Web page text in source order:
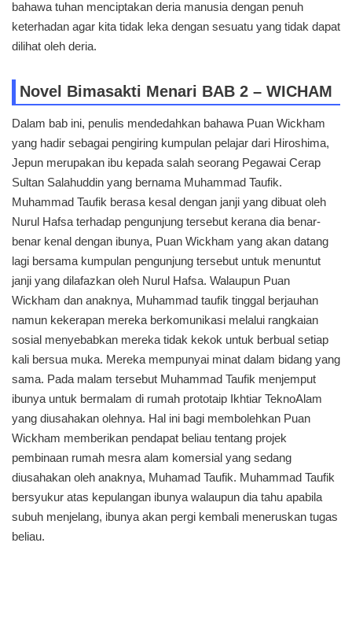
bahawa tuhan menciptakan deria manusia dengan penuh
keterhadan agar kita tidak leka dengan sesuatu yang tidak dapat
dilihat oleh deria.
Novel Bimasakti Menari BAB 2 – WICHAM
Dalam bab ini, penulis mendedahkan bahawa Puan Wickham
yang hadir sebagai pengiring kumpulan pelajar dari Hiroshima,
Jepun merupakan ibu kepada salah seorang Pegawai Cerap
Sultan Salahuddin yang bernama Muhammad Taufik.
Muhammad Taufik berasa kesal dengan janji yang dibuat oleh
Nurul Hafsa terhadap pengunjung tersebut kerana dia benar-
benar kenal dengan ibunya, Puan Wickham yang akan datang
lagi bersama kumpulan pengunjung tersebut untuk menuntut
janji yang dilafazkan oleh Nurul Hafsa. Walaupun Puan
Wickham dan anaknya, Muhammad taufik tinggal berjauhan
namun kekerapan mereka berkomunikasi melalui rangkaian
sosial menyebabkan mereka tidak kekok untuk berbual setiap
kali bersua muka. Mereka mempunyai minat dalam bidang yang
sama. Pada malam tersebut Muhammad Taufik menjemput
ibunya untuk bermalam di rumah prototaip Ikhtiar TeknoAlam
yang diusahakan olehnya. Hal ini bagi membolehkan Puan
Wickham memberikan pendapat beliau tentang projek
pembinaan rumah mesra alam komersial yang sedang
diusahakan oleh anaknya, Muhamad Taufik. Muhammad Taufik
bersyukur atas kepulangan ibunya walaupun dia tahu apabila
subuh menjelang, ibunya akan pergi kembali meneruskan tugas
beliau.